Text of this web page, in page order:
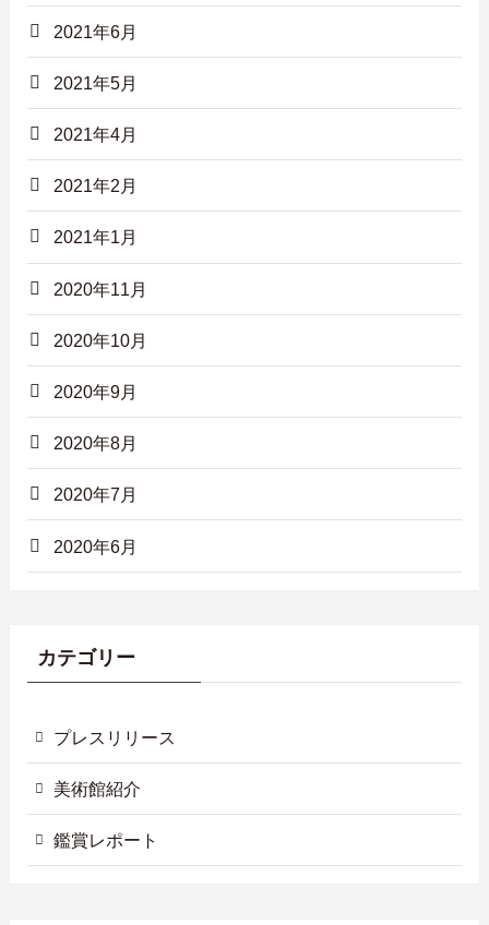
2021年6月
2021年5月
2021年4月
2021年2月
2021年1月
2020年11月
2020年10月
2020年9月
2020年8月
2020年7月
2020年6月
カテゴリー
プレスリリース
美術館紹介
鑑賞レポート